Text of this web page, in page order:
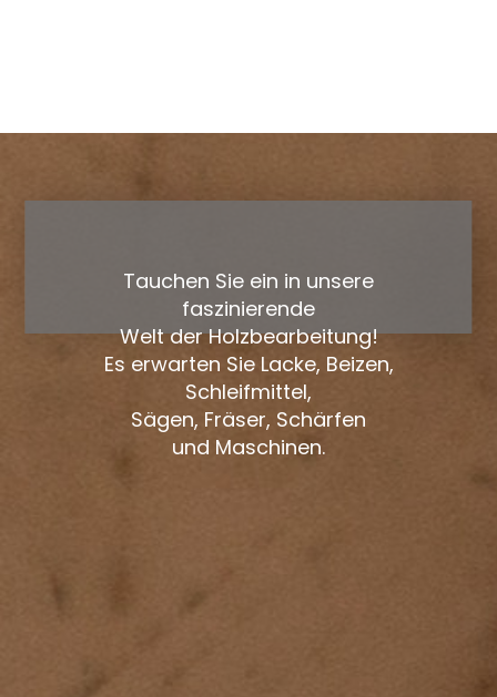
Tauchen Sie ein in unsere
faszinierende
Welt der Holzbearbeitung!
Es erwarten Sie Lacke, Beizen,
Schleifmittel,
Sägen, Fräser, Schärfen
und Maschinen.